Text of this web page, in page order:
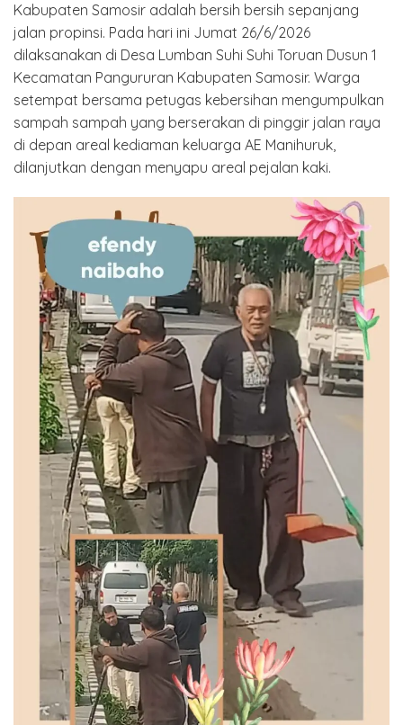
Kabupaten Samosir adalah bersih bersih sepanjang
jalan propinsi. Pada hari ini Jumat 26/6/2026
dilaksanakan di Desa Lumban Suhi Suhi Toruan Dusun 1
Kecamatan Pangururan Kabupaten Samosir. Warga
setempat bersama petugas kebersihan mengumpulkan
sampah sampah yang berserakan di pinggir jalan raya
di depan areal kediaman keluarga AE Manihuruk,
dilanjutkan dengan menyapu areal pejalan kaki.